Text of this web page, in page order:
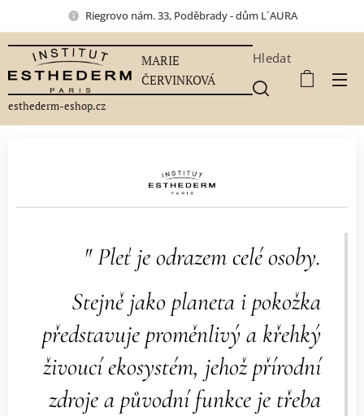
Riegrovo nám. 33, Poděbrady - dům L´AURA
MARIE
ČERVINKOVÁ
esthederm-eshop.cz
Hledat
" Pleť je odrazem celé osoby.
Stejně jako planeta i pokožka
představuje proměnlivý a křehký
živoucí ekosystém, jehož přírodní
zdroje a původní funkce je třeba